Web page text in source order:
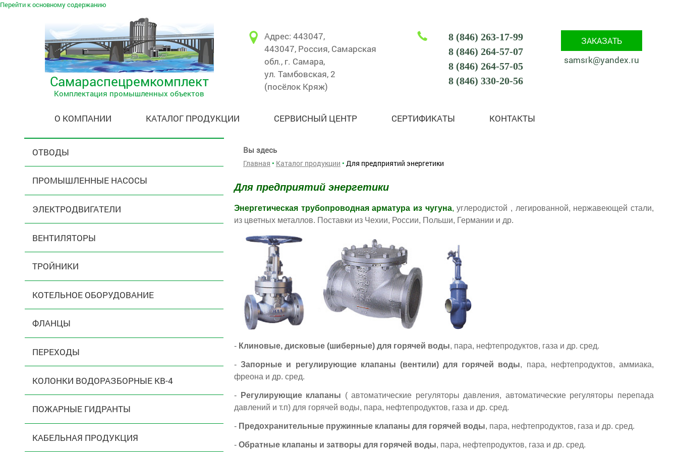
Перейти к основному содержанию
Самараспецремкомплект
Комплектация промышленных объектов
Адрес: 443047,
443047, Россия, Самарская
обл., г. Самара,
ул. Тамбовская, 2
(посёлок Кряж)
8 (846) 263-17-99
8 (846) 264-57-07
8 (846) 264-57-05
8 (846) 330-20-56
ЗАКАЗАТЬ
samsrk@yandex.ru
О КОМПАНИИ КАТАЛОГ ПРОДУКЦИИ СЕРВИСНЫЙ ЦЕНТР СЕРТИФИКАТЫ КОНТАКТЫ
ОТВОДЫ
ПРОМЫШЛЕННЫЕ НАСОСЫ
ЭЛЕКТРОДВИГАТЕЛИ
ВЕНТИЛЯТОРЫ
ТРОЙНИКИ
КОТЕЛЬНОЕ ОБОРУДОВАНИЕ
ФЛАНЦЫ
ПЕРЕХОДЫ
КОЛОНКИ ВОДОРАЗБОРНЫЕ КВ-4
ПОЖАРНЫЕ ГИДРАНТЫ
КАБЕЛЬНАЯ ПРОДУКЦИЯ
Вы здесь
Главная • Каталог продукции • Для предприятий энергетики
Для предприятий энергетики
Энергетическая трубопроводная арматура из чугуна, углеродистой , легированной, нержавеющей стали,
из цветных металлов. Поставки из Чехии, России, Польши, Германии и др.
- Клиновые, дисковые (шиберные) для горячей воды, пара, нефтепродуктов, газа и др. сред.
-Запорные и регулирующие клапаны (вентили) для горячей воды, пара, нефтепродуктов, аммиака,
фреона и др. сред.
- Регулирующие клапаны ( автоматические регуляторы давления, автоматические регуляторы перепада
давлений и т.п) для горячей воды, пара, нефтепродуктов, газа и др. сред.
- Предохранительные пружинные клапаны для горячей воды, пара, нефтепродуктов, газа и др. сред.
- Обратные клапаны и затворы для горячей воды, пара, нефтепродуктов, газа и др. сред.